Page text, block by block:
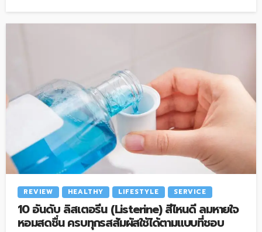
REVIEW HEALTHY LIFESTYLE SERVICE
10 อันดับ ลิสเตอรีน (Listerine) สีไหนดี ลมหายใจ
หอมสดชื่น ครบทุกรสสัมผัสใช้ได้ตามแบบที่ชอบ